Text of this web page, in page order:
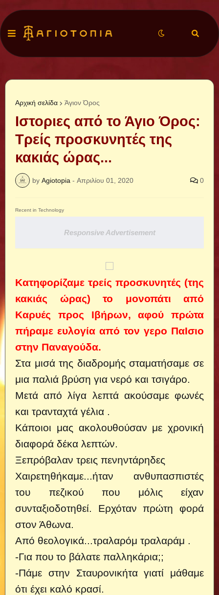
Αρχική σελίδα Άγιον Όρος
Ιστοριες από το Άγιο Όρος:
Τρείς προσκυνητές της
κακιάς ώρας...
by Agiotopia - Απριλίου 01, 2020 0
Recent in Technology
Responsive Advertisement
Κατηφορίζαμε τρείς προσκυνητές (της
κακιάς ώρας) το μονοπάτι από
Καρυές προς Ιβήρων, αφού πρώτα
πήραμε ευλογία από τον γερο ΠαΙσιο
στην Παναγούδα.
Στα μισά της διαδρομής σταματήσαμε σε
μια παλιά βρύση για νερό και τσιγάρο.
Μετά από λίγα λεπτά ακούσαμε φωνές
και τρανταχτά γέλια .
Κάποιοι μας ακολουθούσαν με χρονική
διαφορά δέκα λεπτών.
Ξεπρόβαλαν τρεις πενηντάρηδες
Χαιρετηθήκαμε...ήταν ανθυπασπιστές
του πεζικού που μόλις είχαν
συνταξιοδοτηθεί. Ερχόταν πρώτη φορά
στον Άθωνα.
Από θεολογικά...τραλαρόμ τραλαράμ .
-Για που το βάλατε παλληκάρια;;
-Πάμε στην Σταυρονικήτα γιατί μάθαμε
ότι έχει καλό κρασί.